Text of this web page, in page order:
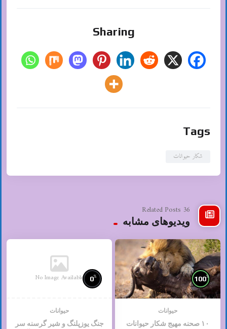
Sharing
Tags
شکار حیوانات
36 Related Posts
ویدیوهای مشابه
100%
حیوانات
۱۰ صحنه مهیج شکار حیوانات
No Image Available 0%
حیوانات
جنگ یوزپلنگ و شیر گرسنه سر